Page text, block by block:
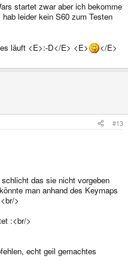
startet zwar aber ich bekomme
leider kein S60 zum Testen
läuft <E>:-D</E> <E>
</E>
#13
das sie nicht vorgeben
man anhand des Keymaps
>
:<br/>
echt geil gemachtes